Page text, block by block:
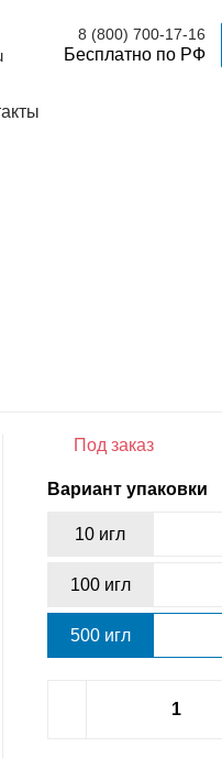
8 (800) 700-17-16
Под заказ
Вариант упаковки
10 игл
100 игл
500 игл